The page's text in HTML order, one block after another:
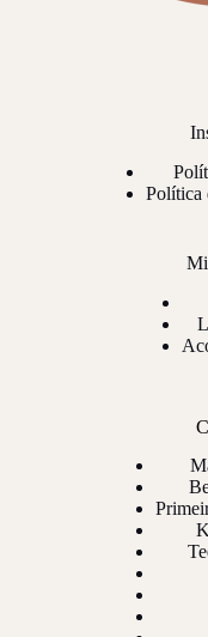
Política